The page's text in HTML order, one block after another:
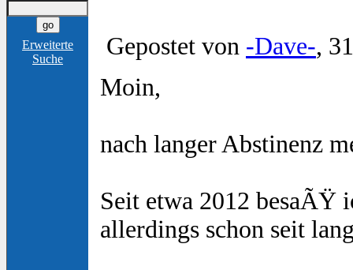
Erweiterte
Suche
Gepostet von -Dave-,
Moin,
nach langer Abstinenz
Seit etwa 2012
allerdings schon seit